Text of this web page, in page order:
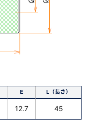
E L（長さ）
12.7 45